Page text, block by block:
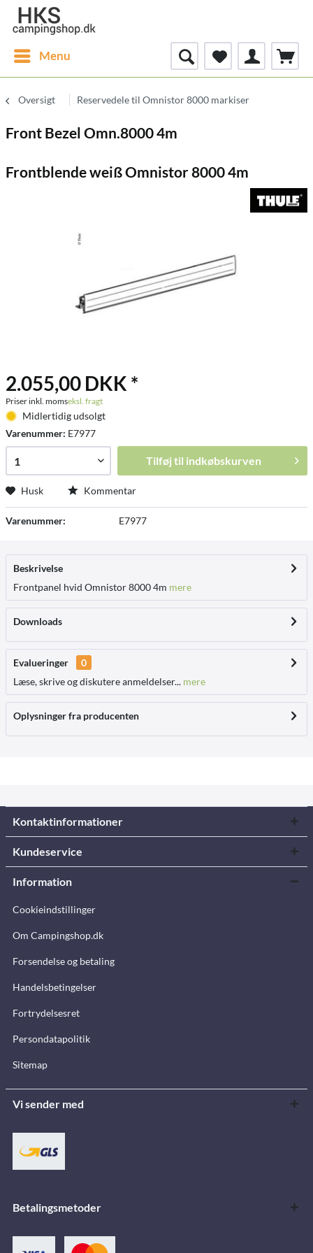
Menu
Oversigt Reservedele til Omnistor 8000 markiser
Front Bezel Omn.8000 4m
Frontblende weiß Omnistor 8000 4m
2.055,00 DKK *
Priser inkl. momseksl. fragt
Midlertidig udsolgt
Varenummer: E7977
Tilføj til indkøbskurven
Husk Kommentar
Varenummer: E7977
Beskrivelse
Frontpanel hvid Omnistor 8000 4m mere
Downloads
Evalueringer
0
Læse, skrive og diskutere anmeldelser... mere
Oplysninger fra producenten
Kontaktinformationer
Kundeservice
Information
Cookieindstillinger
Om Campingshop.dk
Forsendelse og betaling
Handelsbetingelser
Fortrydelsesret
Persondatapolitik
Sitemap
Vi sender med
Betalingsmetoder